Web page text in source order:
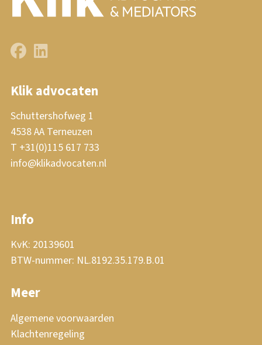
Klik advocaten
Schuttershofweg 1
4538 AA Terneuzen
T +31(0)115 617 733
info@klikadvocaten.nl
Info
KvK: 20139601
BTW-nummer: NL.8192.35.179.B.01
Meer
Algemene voorwaarden
Klachtenregeling